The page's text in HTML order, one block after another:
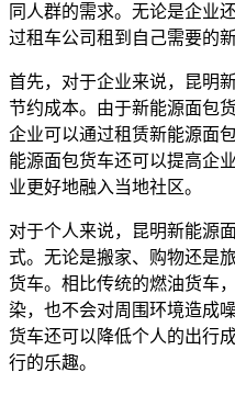
同人群的需求。无论是企业
过租车公司租到自己需要的
首先，对于企业来说，昆明
节约成本。由于新能源面包
企业可以通过租赁新能源面
能源面包货车还可以提高企
业更好地融入当地社区。
对于个人来说，昆明新能源
式。无论是搬家、购物还是
货车。相比传统的燃油货车
染，也不会对周围环境造成
货车还可以降低个人的出行
行的乐趣。